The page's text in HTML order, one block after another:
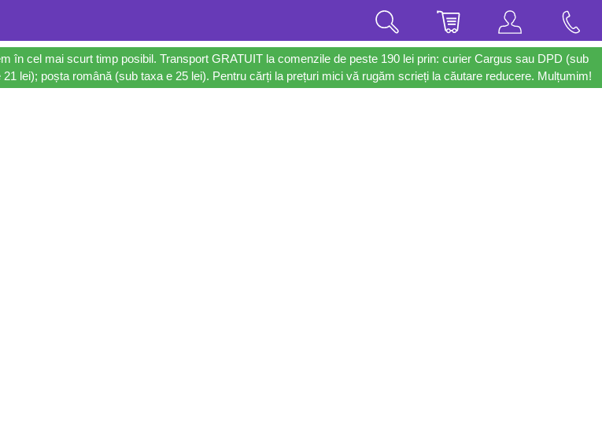
în cel mai scurt timp posibil. Transport GRATUIT la comenzile de peste 190 lei prin: curier Cargus sau DPD (sub
lei); poșta română (sub taxa e 25 lei). Pentru cărți la prețuri mici vă rugăm scrieți la căutare reducere. Mulțumim!